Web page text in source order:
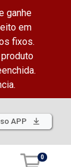
ganhe
em
fixos.
APP
0